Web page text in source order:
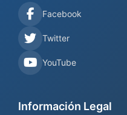
Facebook
Twitter
YouTube
Información Legal